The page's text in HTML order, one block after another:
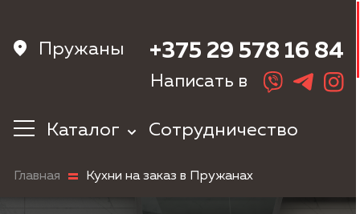
Пружаны
Каталог
Корпусная
Сотрудничество
+375 29 578 16 84
Написать в
Главная Кухни на заказ в Пружанах